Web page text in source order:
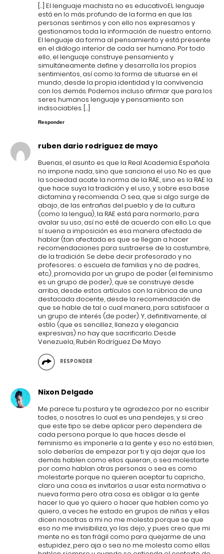
[…] El lenguaje machista no es educativoEL lenguaje
está en lo más profundo de la forma en que las
personas sentimos y con ello nos expresamos y
gestionamos toda la información de nuestro entorno.
El lenguaje da forma al pensamiento y está presente
en el diálogo interior de cada ser humano. Por todo
ello, el lenguaje construye pensamiento y
simultáneamente define y desarrolla los propios
sentimientos, así como la forma de situarse en el
mundo, desde la propia identidad y la convivencia
con los demás. Podemos incluso afirmar que para los
seres humanos lenguaje y pensamiento son
indisociables. […]
Responder
ruben dario rodriguez de mayo
Buenas, el asunto es que la Real Academia Española
no impone nada, sino que sanciona el uso. No es que
la sociedad acate la norma de la RAE, sino es la RAE la
que hace suya la tradición y el uso, y sobre esa base
dictamina y recomienda. O sea, que si algo surge de
abajo, de las entrañas del pueblo y de la cultura
(como la lengua), la RAE está para normarlo, para
avalar su uso, así no esté de acuerdo con ello. Lo que
sí suena a imposición es esa manera afectada de
hablar (tan afectada es que se llegan a hacer
recomendaciones para sustraerse de la costumbre,
de la tradición. Se debe decir profesorado y no
profesores; o escuela de familias y no de padres,
etc.), promovida por un grupo de poder (el feminismo
es un grupo de poder), que se construye desde
arriba, desde estos artículos con la rúbrica de una
destacada docente, desde la recomendación de
que se hable de tal o cual manera, para satisfacer a
un grupo de interés (de poder). Y, definitivamente, al
estilo (que es sencillez, llaneza y elegancia
expresivas) no hay que sacrificarlo. Desde
Venezuela, Rubén Rodríguez De Mayo
RESPONDER
Nixon Delgado
Me parece tu postura y te agradezco por no escribir
todes, o nosotres lo cual es una pendejes, y si creo
que este tipo se debe aplicar pero dependera de
cada persona porque lo que haces desde el
feminismo es imponerle a la gente y eso no está bien,
solo deberías de empezar por ti y aja dejar que los
demás hablen como ellos quieran, o sea molestarte
por como hablan otras personas o sea es como
molestarte porque no quieren aceptar tu capricho,
claro una cosa es invitarlos a usar esta normativa o
nueva forma pero otra cosa es obligar a la gente
hacer lo que yo quiero o hacer que hablen como yo
quiero, a veces he estado en grupos de niñas y ellas
dicen nosotras a mi no me molesta porque se que
eso no me invisibiliza, yo las dejo, y pues creo que mi
mente no es tan frágil como para quejarme de una
estupidez, pero aja o sea no me molesta como ellas